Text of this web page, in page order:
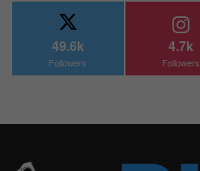
49.6k
Followers
4.7k
Followers